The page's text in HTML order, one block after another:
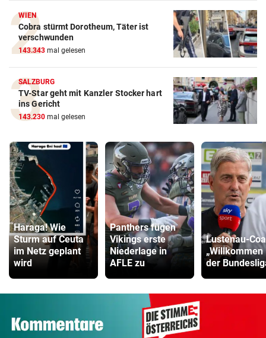
WIEN
Cobra stürmt Dorotheum, Täter ist
verschwunden
143.343 mal gelesen
SALZBURG
TV-Star geht mit Kanzler Stocker hart
ins Gericht
143.230 mal gelesen
Haraga! Wie
Sturm auf Ceuta
im Netz geplant
wird
Panthers fügen
Vikings erste
Niederlage in
AFLE zu
Lustenau-
„Willkommen
der